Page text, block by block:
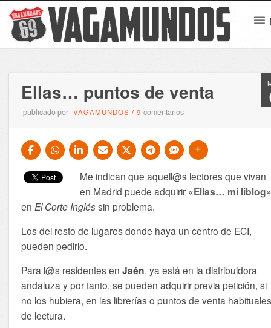
Ellas… puntos de venta
publicado por VAGAMUNDOS /9comentarios
Me indican que aquell@s lectores que vivan
en Madrid puede adquirir «Ellas… mi
en El Corte Ingléssin problema.
Los del resto de lugares donde haya un centro de ECI,
pueden pedirlo.
Para l@s residentes enJaén, ya está en la distribuidora
andaluza y por tanto, se pueden adquirir previa petición, si
no los hubiera, en las librerías o puntos de venta
de lectura.